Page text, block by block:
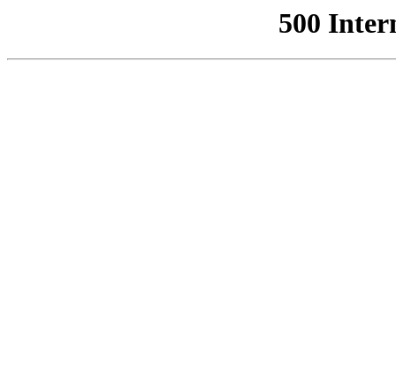
500